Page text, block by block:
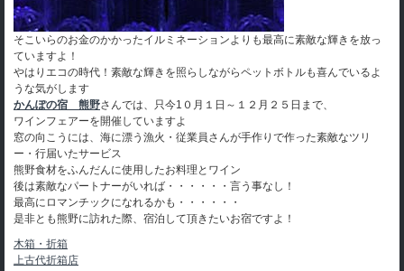
そこいらのお金のかかったイルミネーションよりも最高に素敵な輝きを放っ
ていますよ！
やはりエコの時代！素敵な輝きを照らしながらペットボトルも喜んでいるよ
うな気がします
かんぽの宿 熊野さんでは、只今1０月１日～１２月２５日まで、
ワインフェアーを開催していますよ
窓の向こうには、海に漂う漁火・従業員さんが手作りで作った素敵なツリ
ー・行届いたサービス
熊野食材をふんだんに使用したお料理とワイン
後は素敵なパートナーがいれば・・・・・・言う事なし！
最高にロマンチックになれるかも・・・・・・
是非とも熊野に訪れた際、宿泊して頂きたいお宿ですよ！
木箱・折箱
上古代折箱店